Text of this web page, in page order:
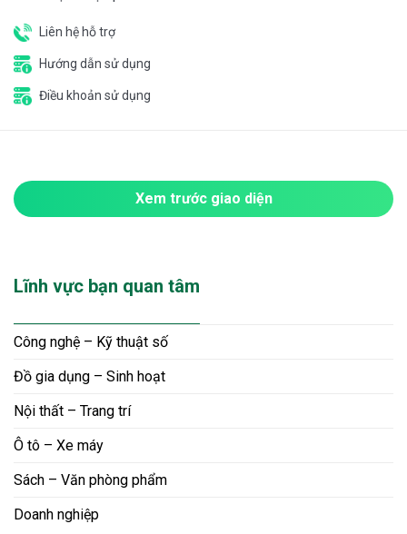
Liên hệ hỗ trợ
Hướng dẫn sử dụng
Điều khoản sử dụng
Xem trước giao diện
Lĩnh vực bạn quan tâm
Công nghệ – Kỹ thuật số
Đồ gia dụng – Sinh hoạt
Nội thất – Trang trí
Ô tô – Xe máy
Sách – Văn phòng phẩm
Doanh nghiệp